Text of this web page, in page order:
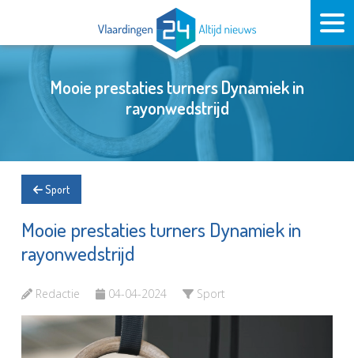
Mooie prestaties turners Dynamiek in
rayonwedstrijd
Sport
Mooie prestaties turners Dynamiek in
rayonwedstrijd
Redactie 04-04-2024 Sport